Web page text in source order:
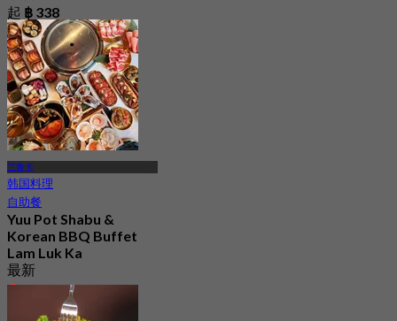
起 ฿ 338
兰鲁卡
韩国料理
自助餐
Yuu Pot Shabu &
Korean BBQ Buffet
Lam Luk Ka
最新
4.9